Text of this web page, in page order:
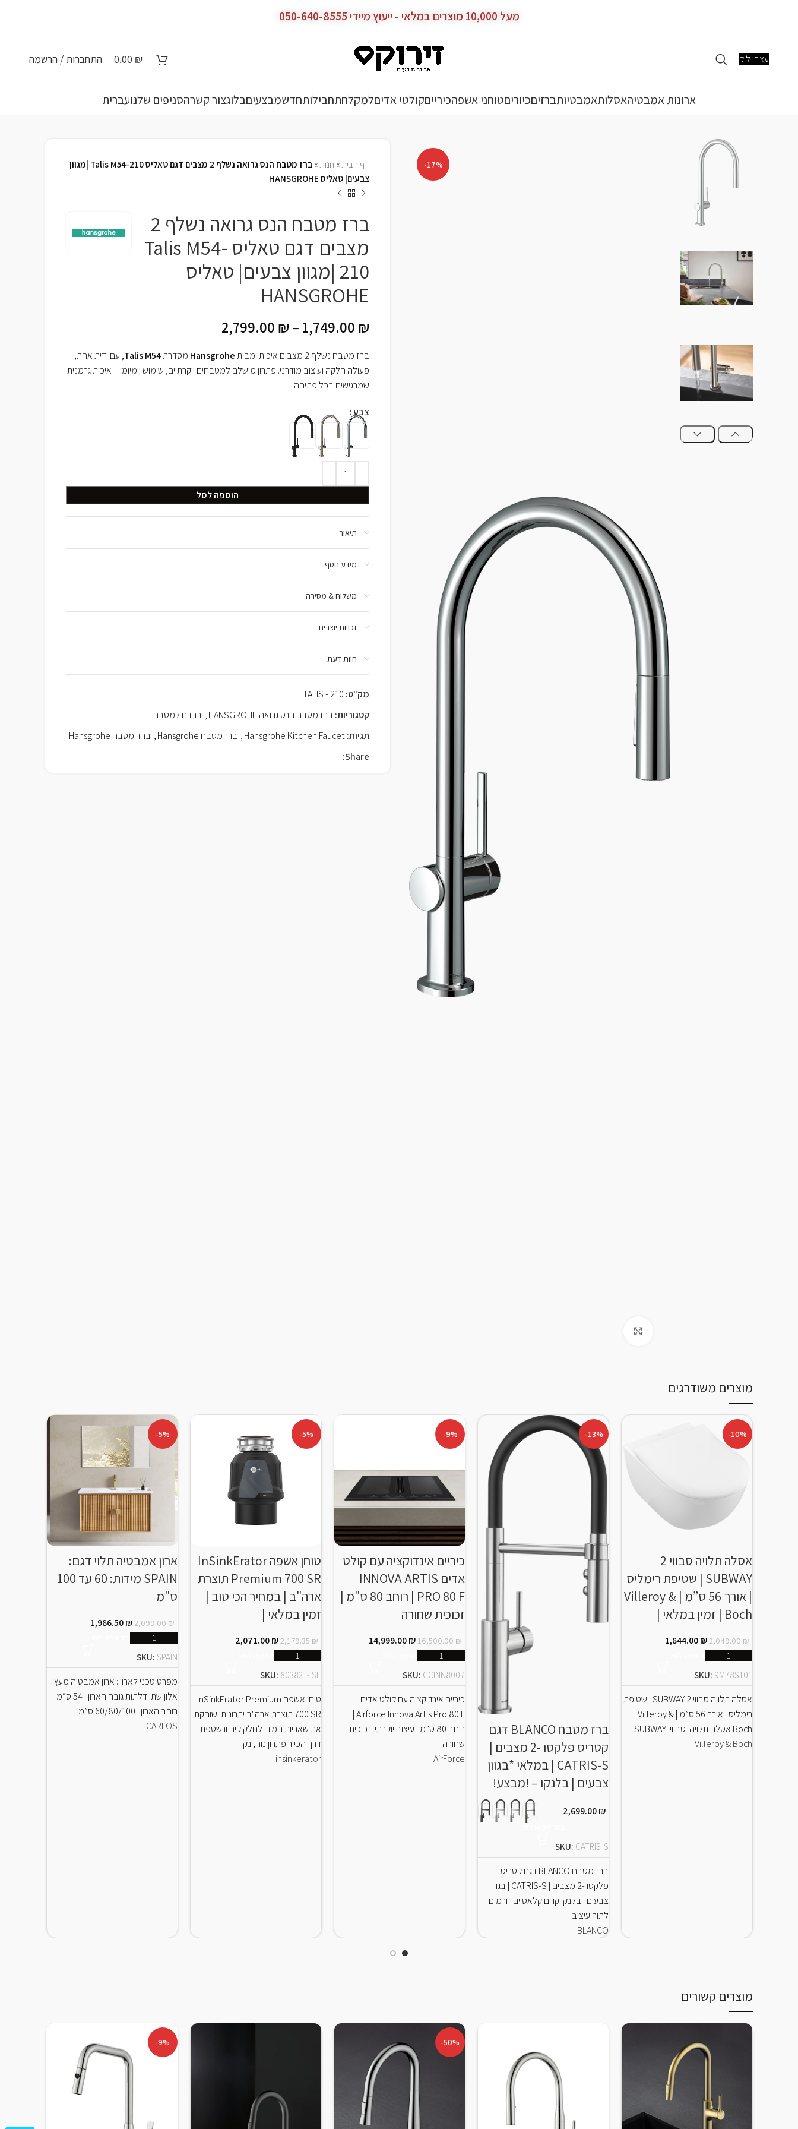
מעל 10,000 מוצרים במלאי - ייעוץ מיידי 050-640-8555
עצבו לוק 0.00 ₪ התחברות / הרשמה
ארונות אמבטיהאסלותאמבטיותברזיםכיוריםטוחני אשפהכירייםקולטי אדיםלמקלחתחבילותחדשמבצעיםבלוגצור קשרהסניפים שלנועברית
-17% דף הבית» חנות»
ברז מטבח הנס גרואה נשלף 2 מצבים דגם טאליס Talis M54-210 |מגוון
צבעים| טאליס HANSGROHE
ברז מטבח הנס גרואה נשלף 2
מצבים דגם טאליס Talis M54-
210 |מגוון צבעים| טאליס
HANSGROHE
1,749.00 ₪
–
2,799.00 ₪
ברז מטבח נשלף 2 מצבים איכותי מבית Hansgrohe מסדרתTalis M54, עם ידית אחת,
פעולה חלקה ועיצוב מודרני. פתרון מושלם למטבחים יוקרתיים, שימוש יומיומי – איכות גרמנית
שמרגישים בכל פתיחה.
צבע
הוספה לסל
תיאור
מידע נוסף
משלוח & מסירה
זכויות יוצרים
חוות דעת
מק"ט: TALIS - 210
קטגוריות: ברז מטבח הנס גרואה HANSGROHE , ברזים למטבח
תגיות:Hansgrohe Kitchen Faucet
, ברז מטבח Hansgrohe , ברזי מטבח Hansgrohe
Share:
מוצרים משודרגים
-10%
אסלה תלויה סבווי 2
SUBWAY | שטיפת רימליס
| אורך 56 ס”מ | Villeroy &
Boch | זמין במלאי |
Villeroy & Boch
2,049.00₪
1,844.00₪
SKU: 9M78S101
אסלה תלויה סבווי 2 SUBWAY | שטיפת
רימליס | אורך 56 ס”מ | Villeroy &
Boch אסלה תלויה סבווי SUBWAY
-13%
ברז מטבח BLANCO דגם
קטריס פלקסו -2 מצבים |
CATRIS-S | במלאי *בגוון
צבעים | בלנקו – !מבצע!
BLANCO
2,699.00₪
SKU: CATRIS-S
ברז מטבח BLANCO דגם קטריס
פלקסו -2 מצבים | CATRIS-S | בגוון
צבעים | בלנקו קווים קלאסיים זורמים
לתוך עיצוב
-9%
כיריים אינדוקציה עם קולט
אדים INNOVA ARTIS
PRO 80 F | רוחב 80 ס"מ |
זכוכית שחורה
AirForce
16,500.00₪
14,999.00₪
SKU: CCINN8007
כיריים אינדוקציה עם קולט אדים
Airforce Innova Artis Pro 80 F |
רוחב 80 ס”מ | עיצוב יוקרתי וזכוכית
שחורה
-5%
טוחן אשפה InSinkErator
Premium 700 SR תוצרת
ארה"ב | במחיר הכי טוב |
זמין במלאי |
insinkerator
2,179.35₪
2,071.00₪
SKU: 80382T-ISE
טוחן אשפה InSinkErator Premium
700 SR תוצרת ארה"ב יתרונות: שוחקת
את שאריות המזון לחלקיקים ונשטפת
דרך הכיור פתרון נוח, נקי
-5%
ארון אמבטיה תלוי דגם:
SPAIN מידות: 60 עד 100
ס"מ
CARLOS
2,099.00₪
1,986.50₪
SKU: SPAIN
מפרט טכני לארון : ארון אמבטיה מעץ
אלון שתי דלתות גובה הארון : 54 ס”מ
רוחב הארון : 60/80/100 ס”מ
מוצרים קשורים
-50%
-9%